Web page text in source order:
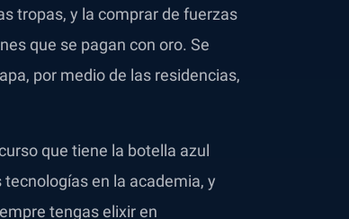
tropas, y la comprar de fuerzas
que se pagan con oro. Se
por medio de las residencias,
que tiene la botella azul
en la academia, y
tengas elixir en